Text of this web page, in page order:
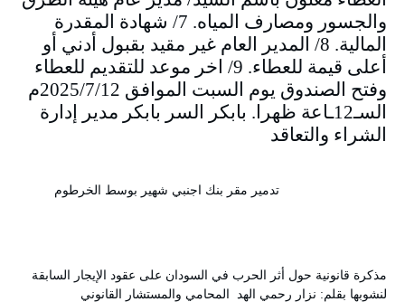
والجسور ومصارف المياه. 7/ شهادة المقدرة
المالية. 8/ المدير العام غير مقيد بقبول أدني أو
أعلى قيمة للعطاء. 9/ اخر موعد للتقديم للعطاء
وفتح الصندوق يوم السبت الموافق 2025/7/12م
السـ12ـاعة ظهرا. بابكر السر بابكر مدير إدارة
الشراء والتعاقد
تدمير مقر بنك اجنبي شهير بوسط الخرطوم
مذكرة قانونية حول أثر الحرب في السودان على عقود الإيجار السابقة
لنشوبها بقلم: نزار رحمي الهد المحامي والمستشار القانوني